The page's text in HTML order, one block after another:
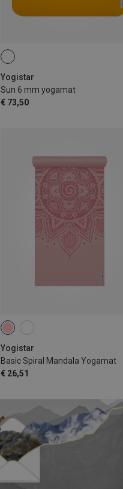
Yogistar
Sun 6 mm yogamat
€ 73,50
Yogistar
Basic Spiral Mandala Yogamat
€ 26,51